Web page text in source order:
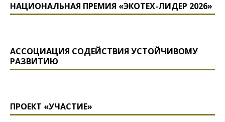
НАЦИОНАЛЬНАЯ ПРЕМИЯ «ЭКОТЕХ-ЛИДЕР 2026»
АССОЦИАЦИЯ СОДЕЙСТВИЯ УСТОЙЧИВОМУ
РАЗВИТИЮ
ПРОЕКТ «УЧАСТИЕ»